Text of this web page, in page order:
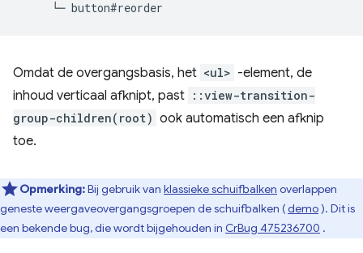
Omdat de overgangsbasis, het <ul> -element, de
inhoud verticaal afknipt, past ::view-transition-
group-children(root) ook automatisch een afknip
toe.
Opmerking:Bij gebruik van klassieke schuifbalken overlappen
geneste weergaveovergangsgroepen de schuifbalken (demo). Dit is
een bekende bug, die wordt bijgehouden in CrBug 475236700 .